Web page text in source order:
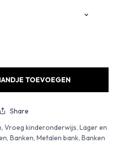
TOEVOEGEN
Share
Vroeg kinderonderwijs, Lager en
Banken, Metalen bank, Banken